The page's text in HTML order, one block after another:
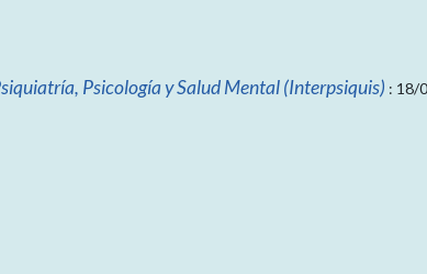
Psicología y Salud Mental (Interpsiquis) : 18/